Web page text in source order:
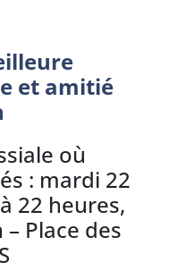
et amitié
où
: mardi 22
22 heures,
– Place des